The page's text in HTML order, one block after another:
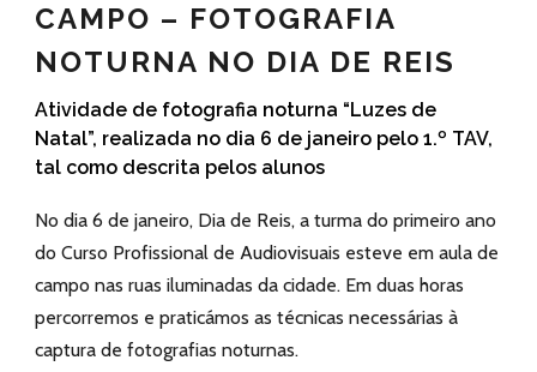
CAMPO – FOTOGRAFIA
NOTURNA NO DIA DE REIS
Atividade de fotografia noturna “Luzes de
Natal”, realizada no dia 6 de janeiro pelo 1.º TAV,
tal como descrita pelos alunos
No dia 6 de janeiro, Dia de Reis, a turma do primeiro ano
do Curso Profissional de Audiovisuais esteve em aula de
campo nas ruas iluminadas da cidade. Em duas horas
percorremos e praticámos as técnicas necessárias à
captura de fotografias noturnas.